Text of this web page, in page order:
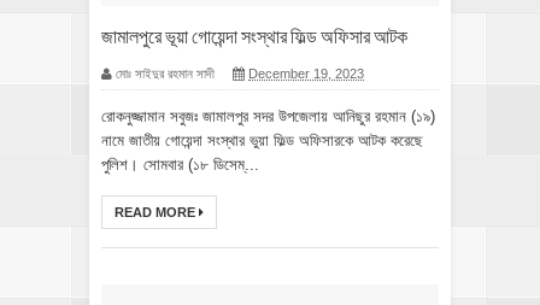
জামালপুরে ভূয়া গোয়েন্দা সংস্থার ফিল্ড অফিসার আটক
মোঃ সাইদুর রহমান সাদী December 19, 2023
রোকনুজ্জামান সবুজঃ জামালপুর সদর উপজেলায় আনিছুর রহমান (১৯)
নামে জাতীয় গোয়েন্দা সংস্থার ভুয়া ফিল্ড অফিসারকে আটক করেছে
পুলিশ। সোমবার (১৮ ডিসেম্...
READ MORE